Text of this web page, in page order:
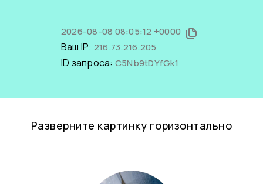
2026-08-08 08:05:12 +0000
Ваш IP: 216.73.216.205
ID запроса: C5Nb9tDYfGk1
Разверните картинку горизонтально